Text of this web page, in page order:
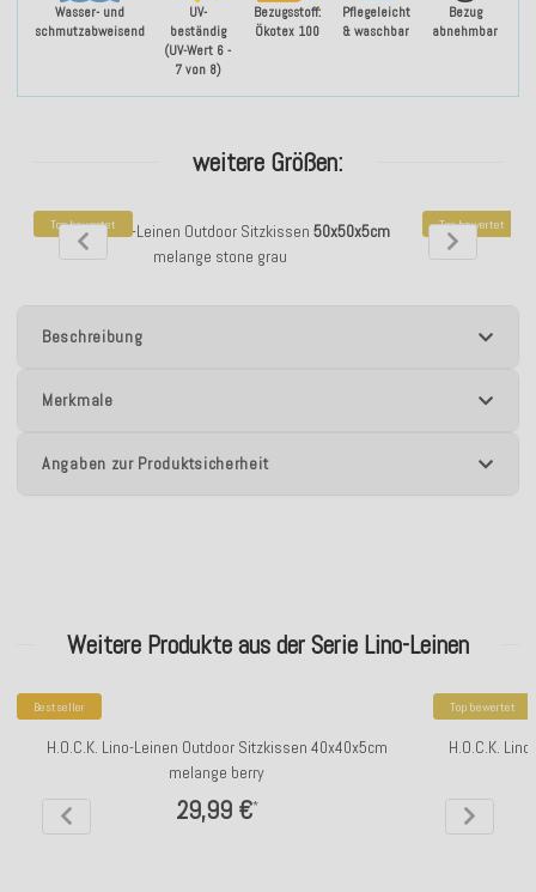
Wasser- und
schmutzabweisend
UV-
beständig
(UV-Wert 6 -
7 von 8)
Bezugsstoff:
Ökotex 100
Pflegeleicht
& waschbar
Bezug
abnehmbar
weitere Größen:
Top bewertet
H.O.C.K. Lino-Leinen Outdoor Sitzkissen 50x50x5cm
melange stone grau
Top bewertet
H.O.C.K. Lino-
Beschreibung
Merkmale
Angaben zur Produktsicherheit
Weitere Produkte aus der Serie Lino-Leinen
Bestseller
H.O.C.K. Lino-Leinen Outdoor Sitzkissen 40x40x5cm
melange berry
29,99 €*
Top bewertet
H.O.C.K.